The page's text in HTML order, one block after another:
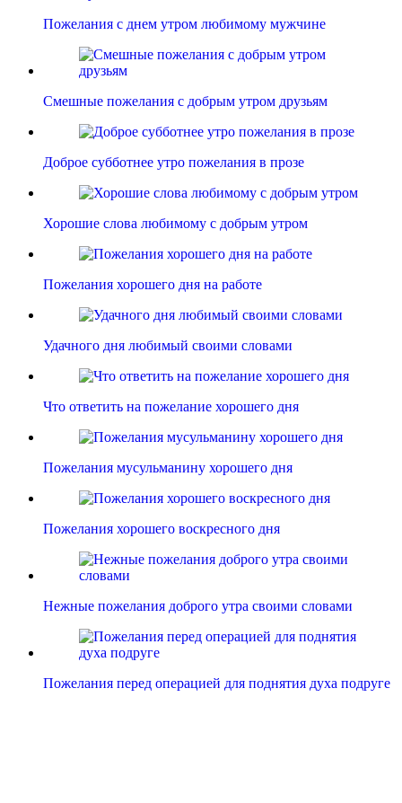
Пожелания с днем утром любимому мужчине
Смешные пожелания с добрым утром друзьям
Доброе субботнее утро пожелания в прозе
Хорошие слова любимому с добрым утром
Пожелания хорошего дня на работе
Удачного дня любимый своими словами
Что ответить на пожелание хорошего дня
Пожелания мусульманину хорошего дня
Пожелания хорошего воскресного дня
Нежные пожелания доброго утра своими словами
Пожелания перед операцией для поднятия духа подруге